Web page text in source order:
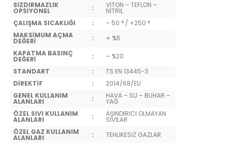
SIZDIRMAZLIK
OPSİYONEL : VİTON – TEFLON –
NİTRİL
ÇALIŞMA SICAKLIĞI
:
– 50 ° / +250 °
MAKSİMUM AÇMA
DEĞERİ :
+ %5
KAPATMA BASINÇ
DEĞERİ :
– %20
STANDART
:
TS EN 13445-3
DİREKTİF
:
2014/68/EU
GENEL KULLANIM
ALANLARI : HAVA – SU – BUHAR –
YAĞ
ÖZEL SIVI KULLANIM
ALANLARI : AŞINDIRICI OLMAYAN
SIVILAR
ÖZEL GAZ KULLANIM
ALANLARI : TEHLİKESİZ GAZLAR